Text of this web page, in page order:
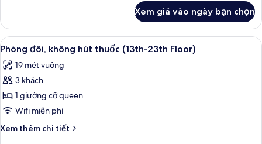
12
～
19floor
＞
Deluxe
Triple
Room
12
～
＞
Xem giá vào ngày bạn chọn
Xem
tất
cả
ảnh
Phòng
đôi,
không
hút
1 phòng ngủ, két bảo mật tại phòng,
8
Phòng đôi, không hút thuốc (13th-23th Floor)
19 mét vuông
3 khách
1 giường cỡ queen
Wifi miễn phí
Xem thêm chi tiết
Chi